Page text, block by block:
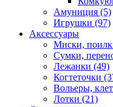
Амуниция (5)
Игрушки (97)
Аксессуары
Миски,
Сумки,
Лежанки (49)
Когтеточки
Вольеры,
Лотки (21)